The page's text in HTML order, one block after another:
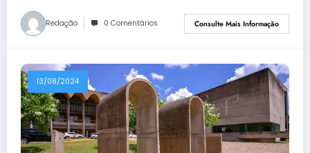
Redação 0 Comentários Consulte Mais Informação
13/08/2024